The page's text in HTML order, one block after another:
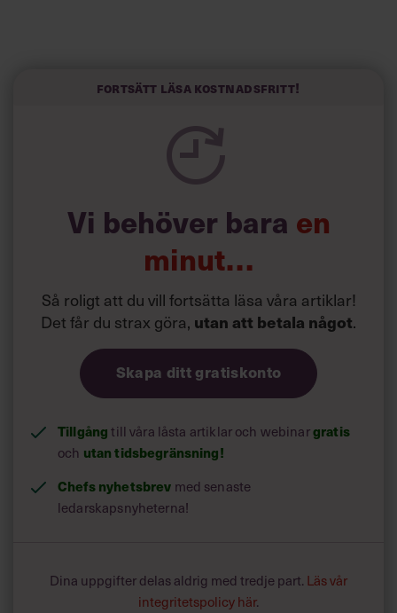
är ”I fäders spår för framtids segrar”. I år tog billjetterna
Startplatserna som Chef lottar ut till Vasaloppet är
sponsrade av Danicas Vänner som är ett hälsoinitiativ
från pensionsbolaget Danica.
Fortsätt läsa kostnadsfritt!
Vi behöver bara en
minut…
Så roligt att du vill fortsätta läsa våra artiklar!
Det får du strax göra, utan att betala något.
Skapa ditt gratiskonto
Tillgångtill våra låsta artiklar och webinargratis
och utan tidsbegränsning!
Chefs nyhetsbrev med senaste
ledarskapsnyheterna!
Dina uppgifter delas aldrig med tredje part. Läs vår
integritetspolicy här.